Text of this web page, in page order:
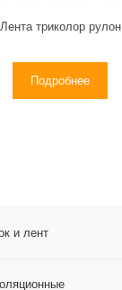
Лента триколор рулон
Подробнее
и лент